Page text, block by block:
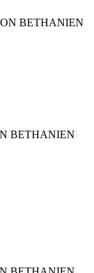
BETHANIEN
BETHANIEN